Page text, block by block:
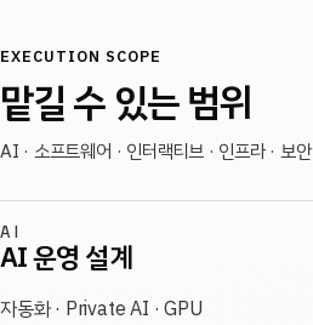
EXECUTION SCOPE
맡길 수 있는 범위
AI · 소프트웨어 · 인터랙티브 · 인프라 · 보안
AI
AI 운영 설계
자동화 · Private AI · GPU